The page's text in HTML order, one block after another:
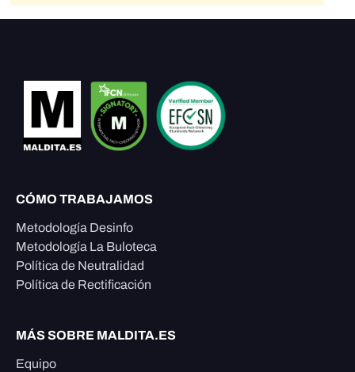
CÓMO TRABAJAMOS
Metodología Desinfo
Metodología La Buloteca
Política de Neutralidad
Política de Rectificación
MÁS SOBRE MALDITA.ES
Equipo